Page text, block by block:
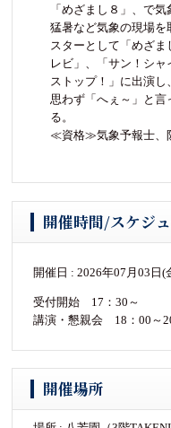
「めざまし８」、で
猛暑など気象の現場を
スターとして「めざ
レビ」、「サン！シ
ストップ！」に出演し
思わず「へぇ～」と
る。
≪資格≫気象予報士、
開催時間/スケジ
開催日 : 2026年07月03日(
受付開始 17：30～
講演・懇親会 18：00～
開催場所